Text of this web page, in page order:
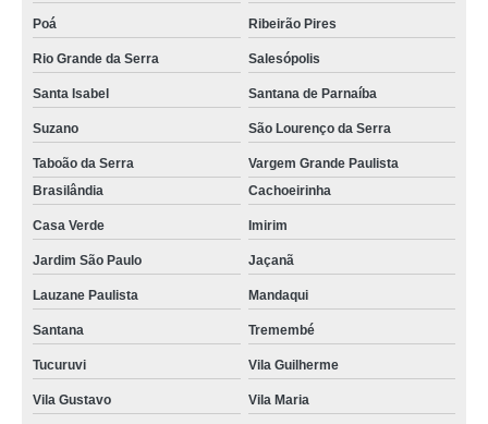
Poá Ribeirão Pires
Rio Grande da Serra Salesópolis
Santa Isabel Santana de Parnaíba
Suzano São Lourenço da Serra
Taboão da Serra
Vargem Grande Paulista
Brasilândia
Cachoeirinha
Casa Verde Imirim
Jardim São Paulo Jaçanã
Lauzane Paulista Mandaqui
Santana Tremembé
Tucuruvi Vila Guilherme
Vila Gustavo Vila Maria